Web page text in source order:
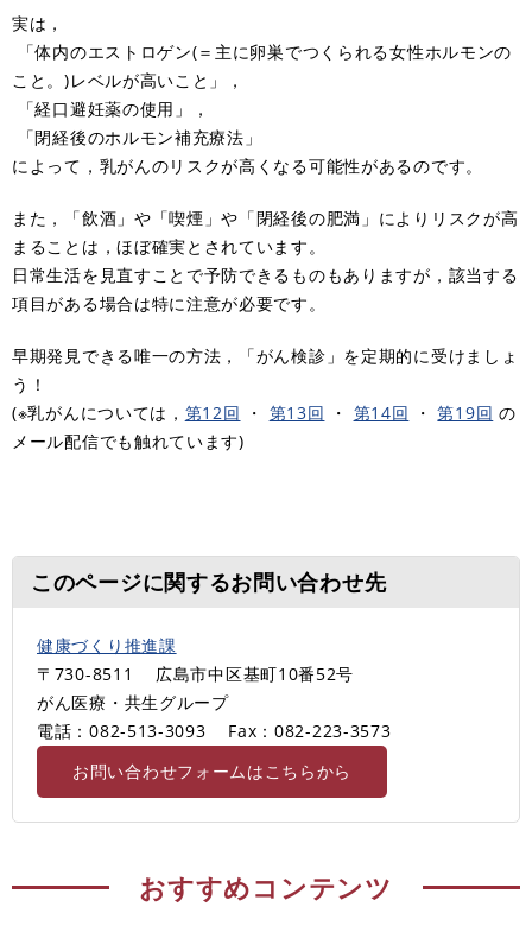
実は，
「体内のエストロゲン(＝主に卵巣でつくられる女性ホルモンの
こと。)レベルが高いこと」，
「経口避妊薬の使用」，
「閉経後のホルモン補充療法」
によって，乳がんのリスクが高くなる可能性があるのです。
また，「飲酒」や「喫煙」や「閉経後の肥満」によりリスクが高
まることは，ほぼ確実とされています。
日常生活を見直すことで予防できるものもありますが，該当する
項目がある場合は特に注意が必要です。
早期発見できる唯一の方法，「がん検診」を定期的に受けましょ
う！
(※乳がんについては， 第12回 ・ 第13回 ・ 第14回 ・第19回 の
メール配信でも触れています)
このページに関するお問い合わせ先
健康づくり推進課
〒730-8511
広島市中区基町10番52号
がん医療・共生グループ
電話：082-513-3093
Fax：082-223-3573
お問い合わせフォームはこちらから
おすすめコンテンツ